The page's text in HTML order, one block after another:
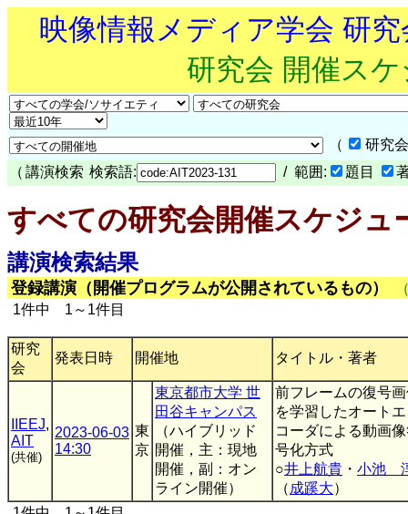
映像情報メディア学会 研
研究会 開催ス
（
研究
（ 講演検索 検索語: / 範囲: 題目
すべての研究会開催スケジュ
講演検索結果
登録講演（開催プログラムが公開されているもの）
1件中 1～1件目
研究
会
発表日時 開催地 タイトル・著者
IIEEJ,
AIT
(共催)
2023-06-03
14:30
東
京
東京都市大学 世
田谷キャンパス
（ハイブリッド
開催，主：現地
開催，副：オン
ライン開催）
前フレームの復号
を学習したオート
コーダによる動画
号化方式
○井上航貴 ・ 小池
（ 成蹊大）